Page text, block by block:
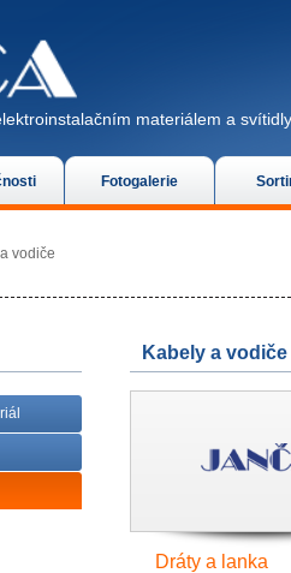
Fotogalerie
materiálem a
vodiče
Kabely a vodiče
Dráty a lanka